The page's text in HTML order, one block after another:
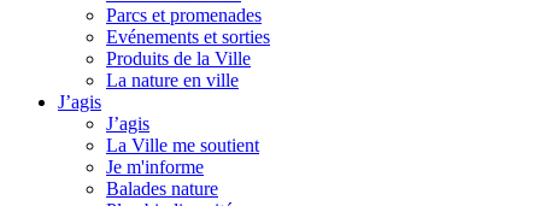
Parcs et promenades
Evénements et sorties
Produits de la Ville
La nature en ville
J’agis
J’agis
La Ville me soutient
Je m'informe
Balades nature